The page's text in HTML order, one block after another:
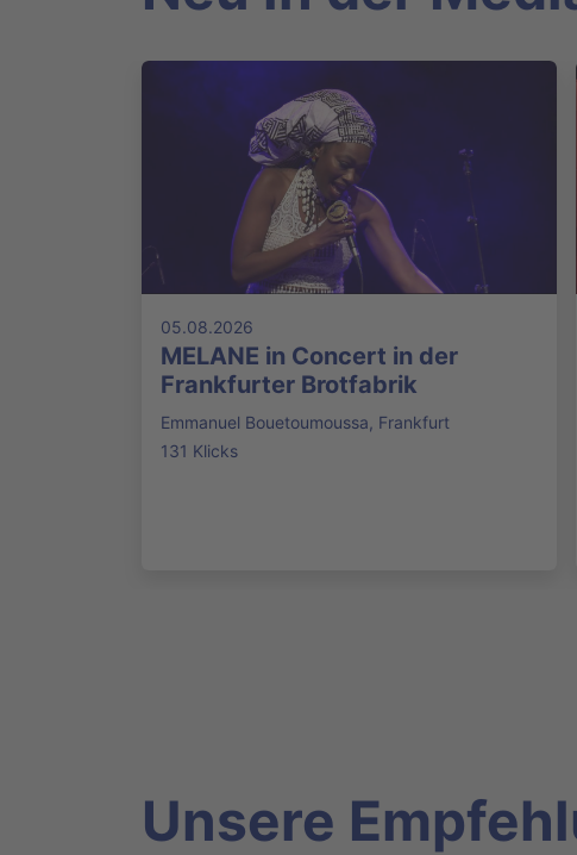
05.08.2026
MELANE in Concert in der
Frankfurter Brotfabrik
Emmanuel Bouetoumoussa, Frankfurt
131 Klicks
Unsere